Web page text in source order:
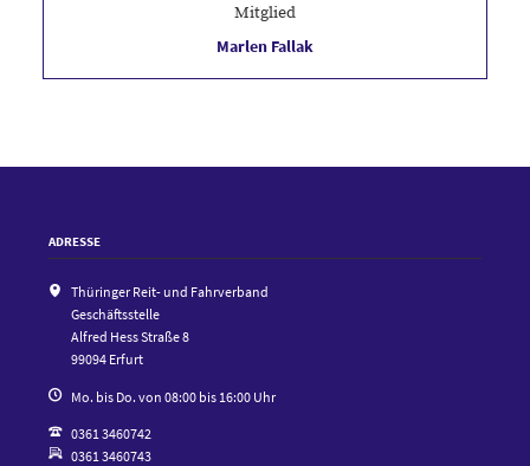
Mitglied
Marlen Fallak
ADRESSE
Thüringer Reit- und Fahrverband
Geschäftsstelle
Alfred Hess Straße 8
99094 Erfurt
Mo. bis Do. von 08:00 bis 16:00 Uhr
0361 3460742
0361 3460743